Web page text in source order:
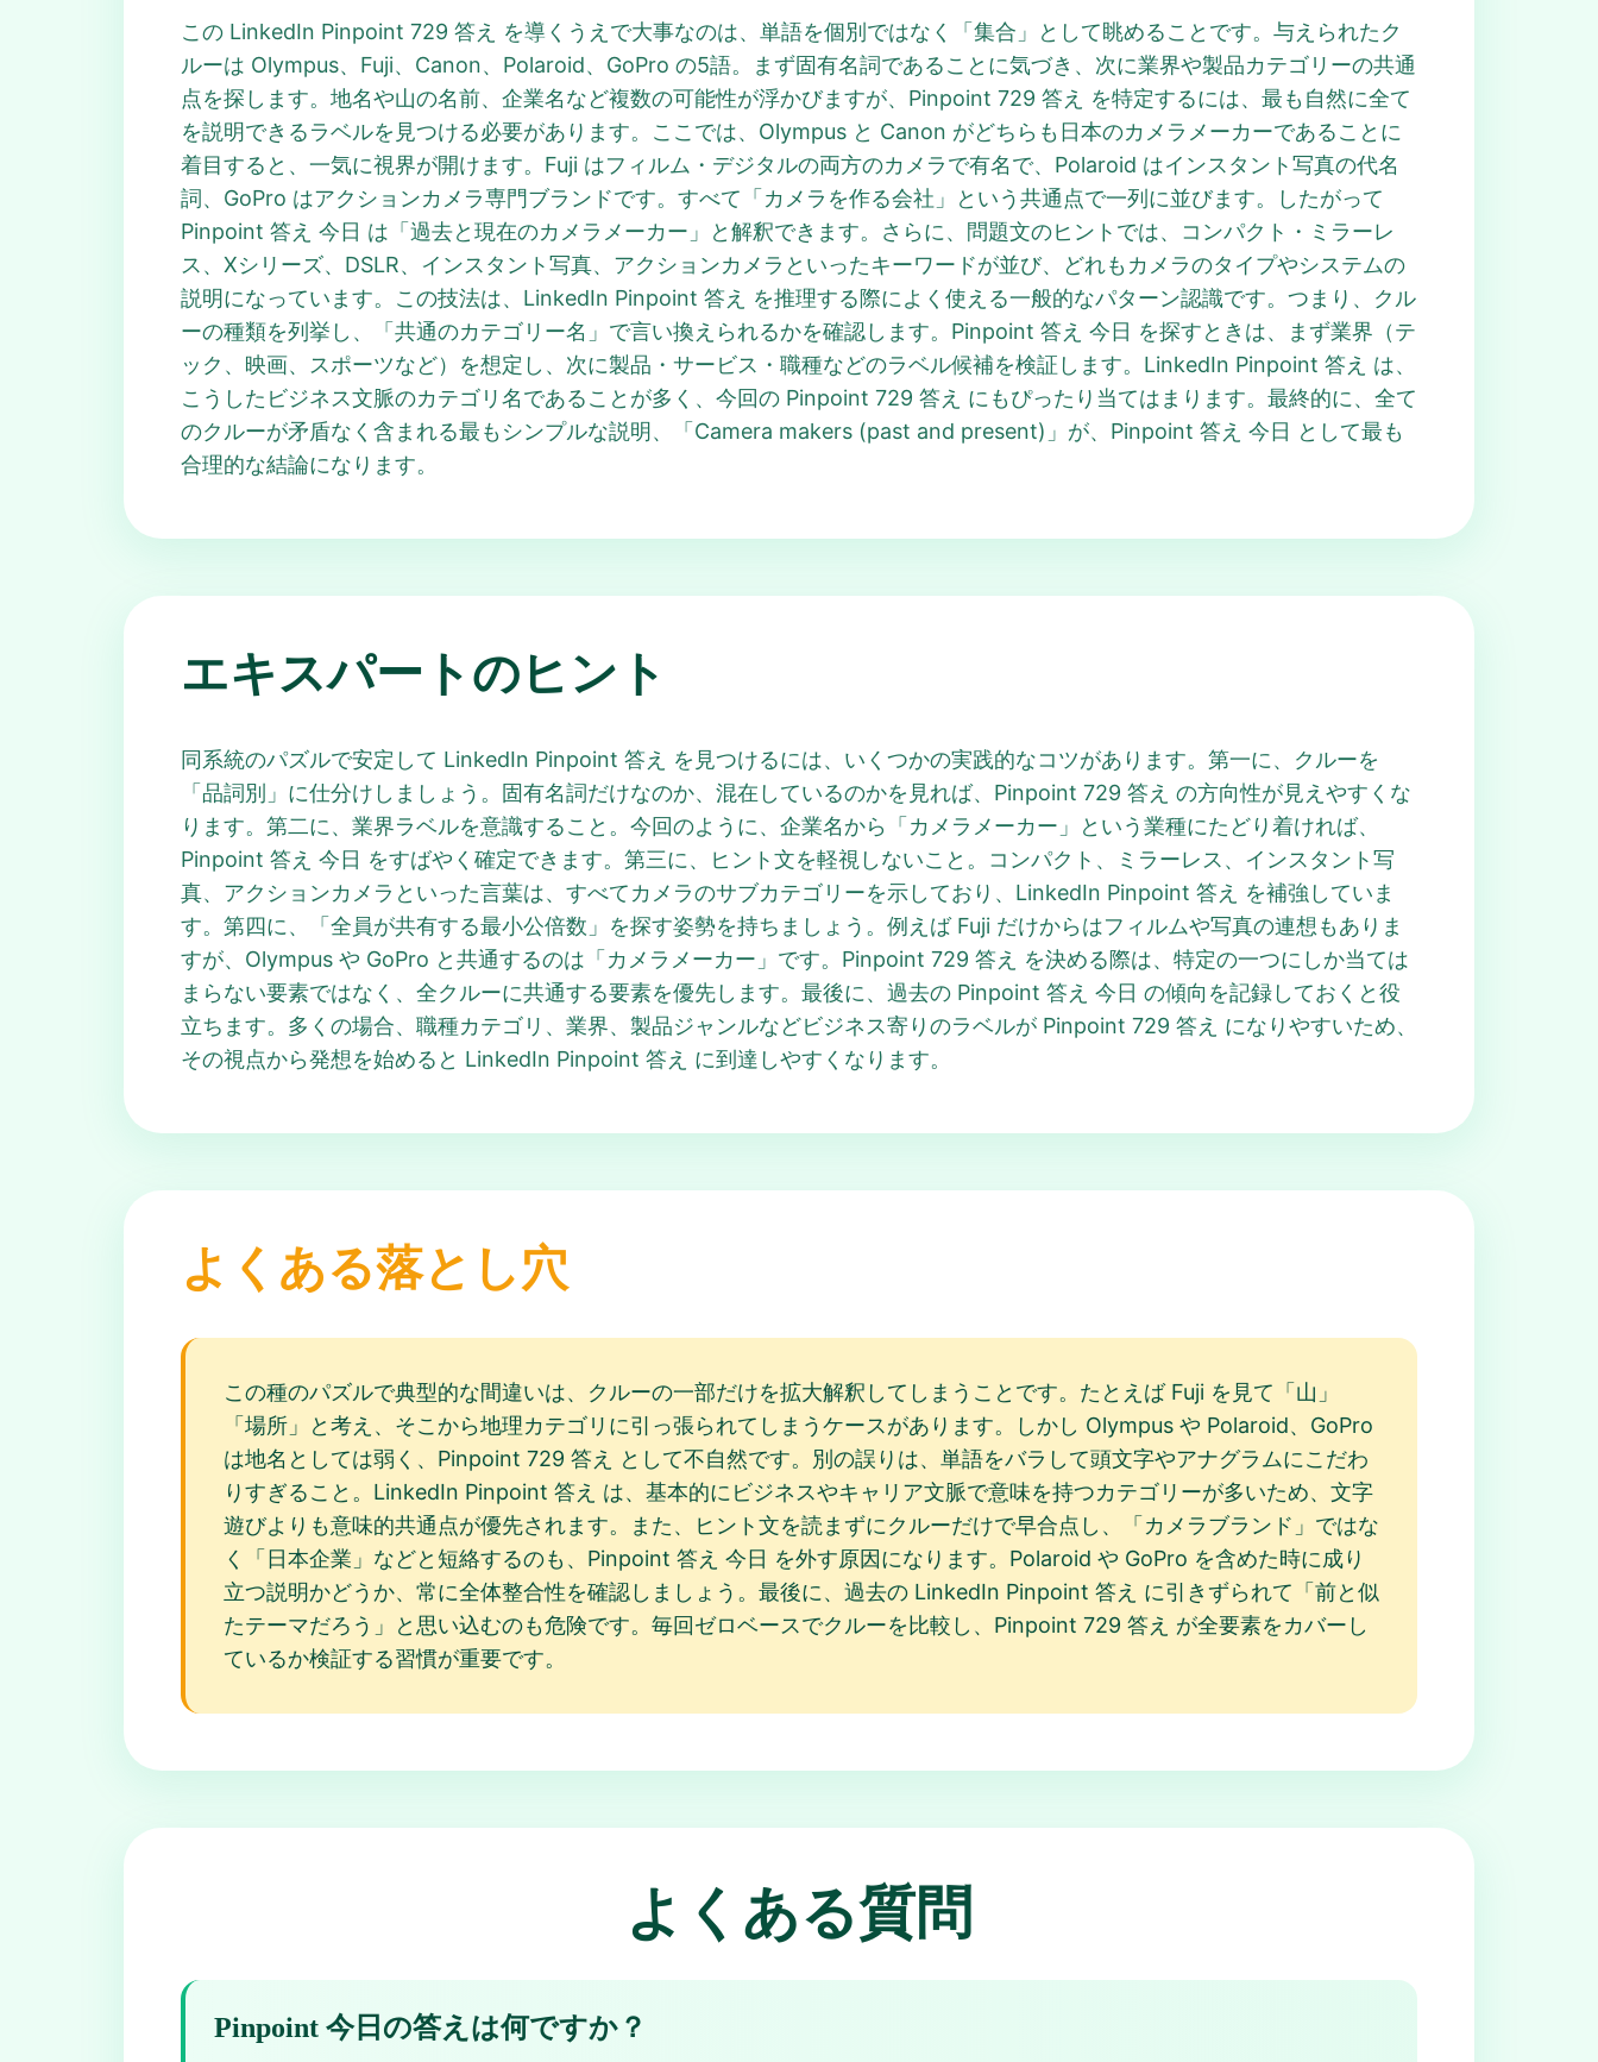
この LinkedIn Pinpoint 729 答え を導くうえで大事なのは、単語を個別ではなく「集合」として眺めることです。与えられたク
ルーは Olympus、Fuji、Canon、Polaroid、GoPro の5語。まず固有名詞であることに気づき、次に業界や製品カテゴリーの共通
点を探します。地名や山の名前、企業名など複数の可能性が浮かびますが、Pinpoint 729 答え を特定するには、最も自然に全て
を説明できるラベルを見つける必要があります。ここでは、Olympus と Canon がどちらも日本のカメラメーカーであることに
着目すると、一気に視界が開けます。Fuji はフィルム・デジタルの両方のカメラで有名で、Polaroid はインスタント写真の代名
詞、GoPro はアクションカメラ専門ブランドです。すべて「カメラを作る会社」という共通点で一列に並びます。したがって
Pinpoint 答え 今日 は「過去と現在のカメラメーカー」と解釈できます。さらに、問題文のヒントでは、コンパクト・ミラーレ
ス、Xシリーズ、DSLR、インスタント写真、アクションカメラといったキーワードが並び、どれもカメラのタイプやシステムの
説明になっています。この技法は、LinkedIn Pinpoint 答え を推理する際によく使える一般的なパターン認識です。つまり、クル
ーの種類を列挙し、「共通のカテゴリー名」で言い換えられるかを確認します。Pinpoint 答え 今日 を探すときは、まず業界（テ
ック、映画、スポーツなど）を想定し、次に製品・サービス・職種などのラベル候補を検証します。LinkedIn Pinpoint 答え は、
こうしたビジネス文脈のカテゴリ名であることが多く、今回の Pinpoint 729 答え にもぴったり当てはまります。最終的に、全て
のクルーが矛盾なく含まれる最もシンプルな説明、「Camera makers (past and present)」が、Pinpoint 答え 今日 として最も
合理的な結論になります。
エキスパートのヒント
同系統のパズルで安定して LinkedIn Pinpoint 答え を見つけるには、いくつかの実践的なコツがあります。第一に、クルーを
「品詞別」に仕分けしましょう。固有名詞だけなのか、混在しているのかを見れば、Pinpoint 729 答え の方向性が見えやすくな
ります。第二に、業界ラベルを意識すること。今回のように、企業名から「カメラメーカー」という業種にたどり着ければ、
Pinpoint 答え 今日 をすばやく確定できます。第三に、ヒント文を軽視しないこと。コンパクト、ミラーレス、インスタント写
真、アクションカメラといった言葉は、すべてカメラのサブカテゴリーを示しており、LinkedIn Pinpoint 答え を補強していま
す。第四に、「全員が共有する最小公倍数」を探す姿勢を持ちましょう。例えば Fuji だけからはフィルムや写真の連想もありま
すが、Olympus や GoPro と共通するのは「カメラメーカー」です。Pinpoint 729 答え を決める際は、特定の一つにしか当ては
まらない要素ではなく、全クルーに共通する要素を優先します。最後に、過去の Pinpoint 答え 今日 の傾向を記録しておくと役
立ちます。多くの場合、職種カテゴリ、業界、製品ジャンルなどビジネス寄りのラベルが Pinpoint 729 答え になりやすいため、
その視点から発想を始めると LinkedIn Pinpoint 答え に到達しやすくなります。
よくある落とし穴
この種のパズルで典型的な間違いは、クルーの一部だけを拡大解釈してしまうことです。たとえば Fuji を見て「山」
「場所」と考え、そこから地理カテゴリに引っ張られてしまうケースがあります。しかし Olympus や Polaroid、GoPro
は地名としては弱く、Pinpoint 729 答え として不自然です。別の誤りは、単語をバラして頭文字やアナグラムにこだわ
りすぎること。LinkedIn Pinpoint 答え は、基本的にビジネスやキャリア文脈で意味を持つカテゴリーが多いため、文字
遊びよりも意味的共通点が優先されます。また、ヒント文を読まずにクルーだけで早合点し、「カメラブランド」ではな
く「日本企業」などと短絡するのも、Pinpoint 答え 今日 を外す原因になります。Polaroid や GoPro を含めた時に成り
立つ説明かどうか、常に全体整合性を確認しましょう。最後に、過去の LinkedIn Pinpoint 答え に引きずられて「前と似
たテーマだろう」と思い込むのも危険です。毎回ゼロベースでクルーを比較し、Pinpoint 729 答え が全要素をカバーし
ているか検証する習慣が重要です。
よくある質問
Pinpoint 今日の答えは何ですか？